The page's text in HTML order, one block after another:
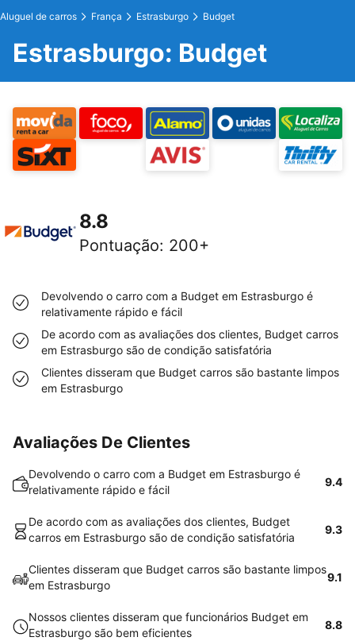
Aluguel de carros França Estrasburgo Budget
Estrasburgo: Budget
8.8
Pontuação: 200+
Devolvendo o carro com a Budget em Estrasburgo é
relativamente rápido e fácil
De acordo com as avaliações dos clientes, Budget carros
em Estrasburgo são de condição satisfatória
Clientes disseram que Budget carros são bastante limpos
em Estrasburgo
Avaliações De Clientes
Devolvendo o carro com a Budget em Estrasburgo é
relativamente rápido e fácil
9.4
De acordo com as avaliações dos clientes, Budget
carros em Estrasburgo são de condição satisfatória
9.3
Clientes disseram que Budget carros são bastante limpos
em Estrasburgo
9.1
Nossos clientes disseram que funcionários Budget em
Estrasburgo são bem eficientes
8.8